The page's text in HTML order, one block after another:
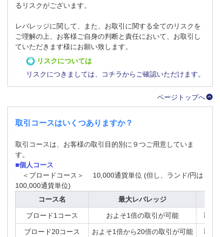
るリスクがございます。
レバレッジに関して、また、お取引に関する全てのリスクを
ご理解の上、お客様ご自身の判断と責任において、お取引し
ていただきます様にお願い致します。
リスクについては
リスクにつきましては、コチラからご確認いただけます。
ページトップへ
取引コースはいくつありますか？
取引コースは、お客様の取引目的別に９つご用意していま
す。
■個人コース
＜ブロードコース＞
10,000通貨単位 (但し、ランド/円は
100,000通貨単位)
コース名
最大レバレッジ
ブロード1コース およそ1倍の取引が可能 取
ブロード20コース およそ1倍から20倍の取引が可能 取